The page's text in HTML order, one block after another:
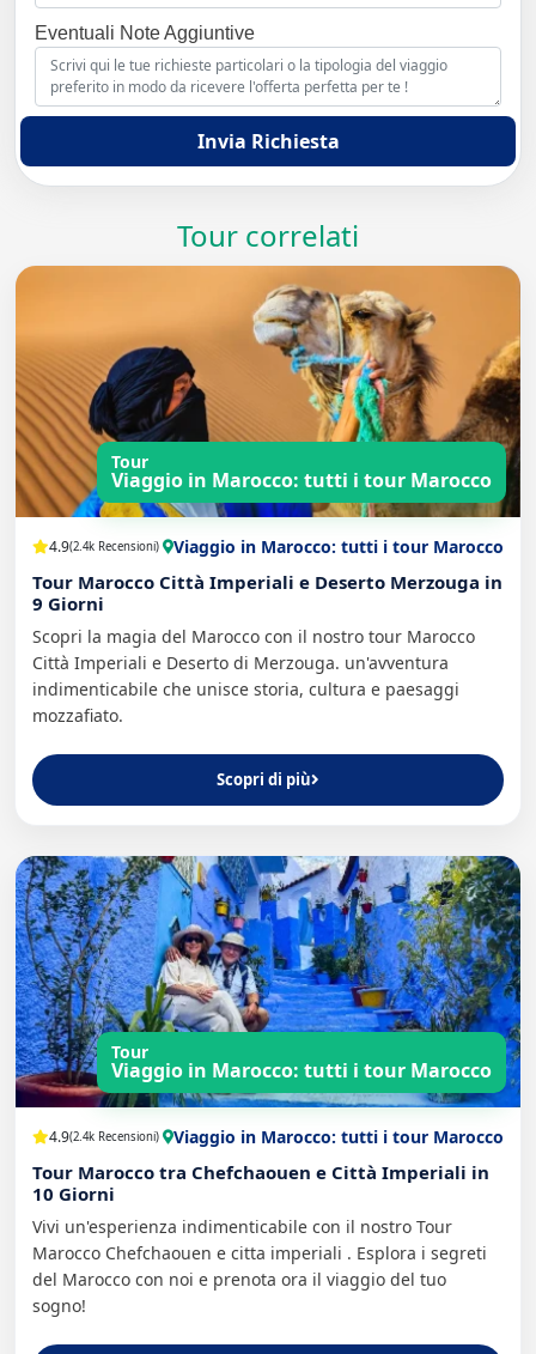
Eventuali Note Aggiuntive
Invia Richiesta
Tour correlati
Tour
Viaggio in Marocco: tutti i tour Marocco
4.9(2.4k Recensioni) Viaggio in Marocco: tutti i tour Marocco
Tour Marocco Città Imperiali e Deserto Merzouga in
9 Giorni
Scopri la magia del Marocco con il nostro tour Marocco
Città Imperiali e Deserto di Merzouga. un'avventura
indimenticabile che unisce storia, cultura e paesaggi
mozzafiato.
Scopri di più
Tour
Viaggio in Marocco: tutti i tour Marocco
4.9(2.4k Recensioni) Viaggio in Marocco: tutti i tour Marocco
Tour Marocco tra Chefchaouen e Città Imperiali in
10 Giorni
Vivi un'esperienza indimenticabile con il nostro Tour
Marocco Chefchaouen e citta imperiali . Esplora i segreti
del Marocco con noi e prenota ora il viaggio del tuo
sogno!